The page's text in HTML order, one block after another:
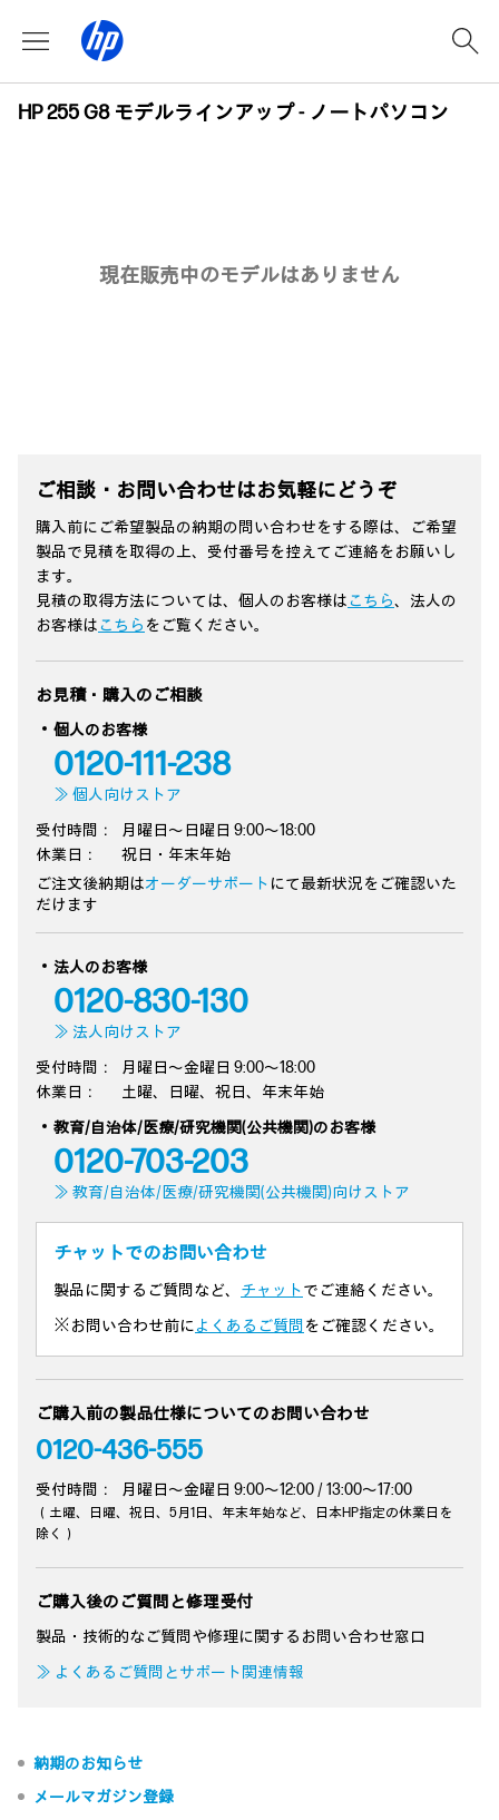
HP 255 G8 モデルラインアップ - ノートパソコン
現在販売中のモデルはありません
ご相談・お問い合わせはお気軽にどうぞ
購入前にご希望製品の納期の問い合わせをする際は、ご希望
製品で見積を取得の上、受付番号を控えてご連絡をお願いし
ます。
見積の取得方法については、個人のお客様はこちら、法人の
お客様はこちら をご覧ください。
お見積・購入のご相談
個人のお客様
0120-111-238
≫ 個人向けストア
受付時間：
月曜日～日曜日 9:00～18:00
休業日：
祝日・年末年始
ご注文後納期はオーダーサポート にて最新状況をご確認いた
だけます
法人のお客様
0120-830-130
≫ 法人向けストア
受付時間：
月曜日～金曜日 9:00～18:00
休業日：
土曜、日曜、祝日、年末年始
教育/自治体/医療/研究機関(公共機関)のお客様
0120-703-203
≫ 教育/自治体/医療/研究機関(公共機関)向けストア
チャットでのお問い合わせ
製品に関するご質問など、 チャットでご連絡ください。
※お問い合わせ前によくあるご質問 をご確認ください。
ご購入前の製品仕様についてのお問い合わせ
0120-436-555
受付時間： 月曜日～金曜日 9:00～12:00 / 13:00～17:00
（土曜、日曜、祝日、5月1日、年末年始など、日本HP指定の休業日を
除く）
ご購入後のご質問と修理受付
製品・技術的なご質問や修理に関するお問い合わせ窓口
≫ よくあるご質問とサポート関連情報
納期のお知らせ
メールマガジン登録